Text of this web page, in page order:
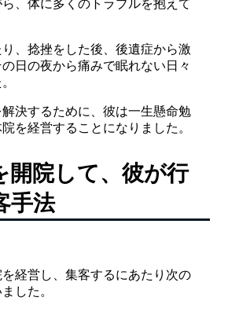
、体に多くのトラブルを抱えて
、捻挫をした後、後遺症から激
日の夜から痛みで眠れない日々
決するために、彼は一生懸命勉
を経営することになりました。
開院して、彼が行
手法
経営し、集客するにあたり次の
した。